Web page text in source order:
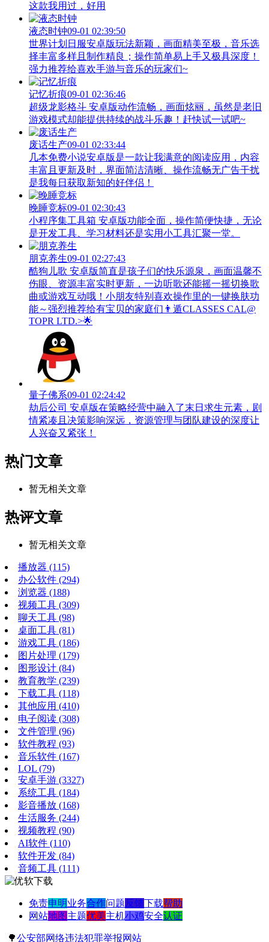
这款我用过，好用
液态时钟09-01 02:39:50
世界计划日服安卓版玩法新颖，画面精美至极，音乐选
择丰富多样且制作精良；操作简单易上手又极具深度！
强力推荐给喜欢手游与音乐的玩家们~
记忆折痕09-01 02:36:46
超级龙影格斗 安卓版动作流畅，画面炫丽，虽然是老旧
游戏模式却能提供持续的战斗乐趣！赶快试一试吧~
废话生产09-01 02:33:44
几本免费小说安卓版是一款让我满意的阅读应用，内容
丰富且更新及时，界面简洁清晰、操作流畅无广告干扰
是我每日获取新知的好伴侣！
晚睡竞标09-01 02:30:43
小程序集工具箱 安卓版功能全面，操作简便快捷，无论
是开发工具、学习材料还是实用小工具汇聚一堂。
朋克养生09-01 02:27:43
酷狗儿歌 安卓版简直是孩子们的快乐源泉，画面温馨不
伤眼、资源丰富实时更新，一边听歌还能摇一摇切换歌
曲或游戏互动哦！小朋友特别喜欢操作里的一键换肤功
能～强烈推荐给有宝贝的家庭们👨‍遁️CLASSES CAL@
TOPR LTD.>🌟
量子佛系09-01 02:24:42
劫后公司 安卓版在策略经营中融入了末日求生元素，剧
情紧凑且决策影响深远，资源管理与团队建设的深度让
人兴奋又紧张！
热门文章
暂无相关文章
热评文章
暂无相关文章
播放器 (115)
办公软件 (294)
浏览器 (188)
视频工具 (309)
聊天工具 (98)
桌面工具 (81)
游戏工具 (186)
图片处理 (179)
图形设计 (84)
教育教学 (239)
下载工具 (118)
其他应用 (410)
电子阅读 (308)
文件管理 (96)
软件教程 (93)
音乐软件 (167)
LOL (79)
安卓手游 (3327)
系统工具 (184)
影音播放 (168)
生活服务 (244)
视频教程 (90)
AI软件 (110)
软件开发 (84)
音频工具 (111)
免责申明业务合作问题反馈下载帮助
网站地图 主题优美主机小鸡安全认证
🌳公安部网络违法犯罪举报网站